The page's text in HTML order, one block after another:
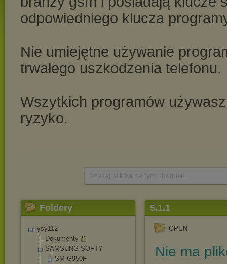
Foldery
lysy112
Dokumenty
SAMSUNG SOFTY
SM-G950F
5.1.1
OPEN
Nie ma